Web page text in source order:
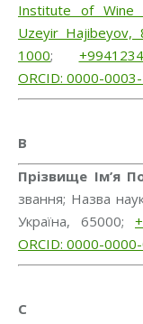
Institute of Wine
Uzeyir Hajibeyov,
1000;
ORCID: 0000-
B
Прізвище Ім’я
звання; Назва
Україна, 65000;
ORCID: 0000-
C